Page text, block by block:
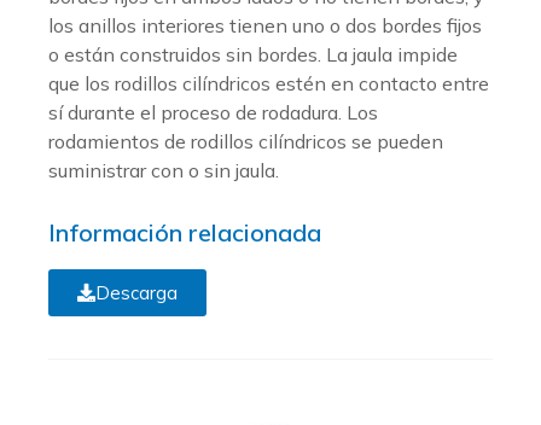
los anillos interiores tienen uno o dos bordes fijos
o están construidos sin bordes. La jaula impide
que los rodillos cilíndricos estén en contacto entre
sí durante el proceso de rodadura. Los
rodamientos de rodillos cilíndricos se pueden
suministrar con o sin jaula.
Información relacionada
Descarga